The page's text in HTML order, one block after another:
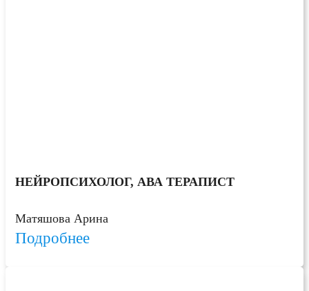
НЕЙРОПСИХОЛОГ, АВА ТЕРАПИСТ
Матяшова Арина
Подробнее